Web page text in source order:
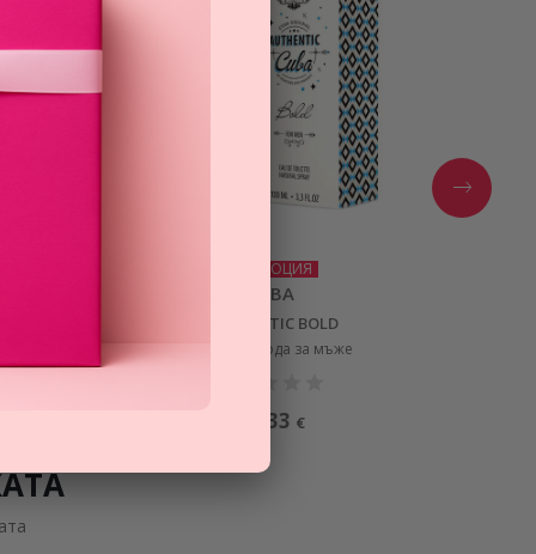
ПРОМОЦИЯ
CUBA
AUTHENTIC BOLD
тоалетна вода за мъже
14,33 €